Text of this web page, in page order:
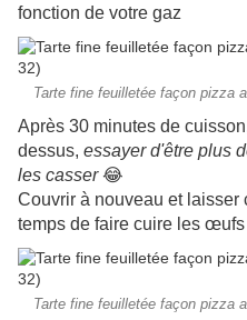
fonction de votre gaz
Tarte fine feuilletée façon pizza
Après 30 minutes de
dessus, essayer d'être plus
les casser😂
Couvrir à nouveau et laisser
temps de faire cuire les œufs
Tarte fine feuilletée façon pizza